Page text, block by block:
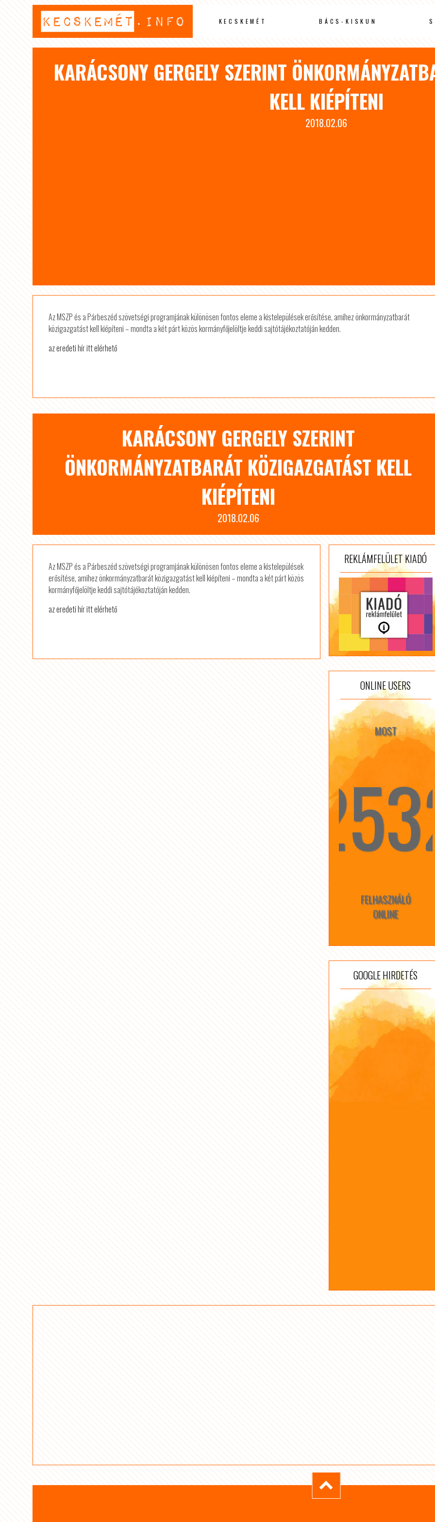
KECSKEMÉT BÁCS-KISKUN
KARÁCSONY GERGELY SZERINT
KELL KIÉPÍTENI
2018.02.06
Az MSZP és a Párbeszéd szövetségi programjának különösen fontos eleme a kistelepülések erősítése, amihez önkormányzatbarát
közigazgatást kell kiépíteni – mondta a két párt közös kormányfőjelöltje keddi sajtótájékoztatóján kedden.
az eredeti hír itt elérhető
KARÁCSONY GERGELY SZERINT
ÖNKORMÁNYZATBARÁT KÖZIGAZGATÁST KELL
KIÉPÍTENI
2018.02.06
Az MSZP és a Párbeszéd szövetségi programjának különösen fontos eleme a kistelepülések
erősítése, amihez önkormányzatbarát közigazgatást kell kiépíteni – mondta a két párt közös
kormányfőjelöltje keddi sajtótájékoztatóján kedden.
az eredeti hír itt elérhető
REKLÁMFELÜLET KIADÓ
ONLINE USERS
MOST
☆
FELHASZNÁLÓ
ONLINE
GOOGLE HIRDETÉS